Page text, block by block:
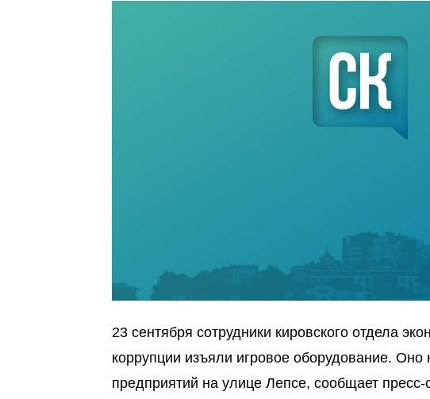
23 сентября сотрудники кировского отдела
коррупции изъяли игровое оборудование.
предприятий на улице Лепсе, сообщает